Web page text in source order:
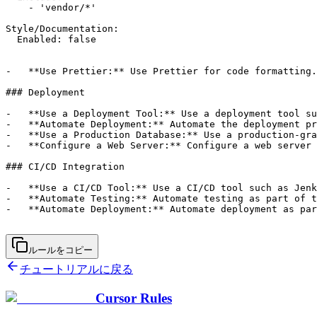
ルールをコピー
チュートリアルに戻る
Cursor Rules